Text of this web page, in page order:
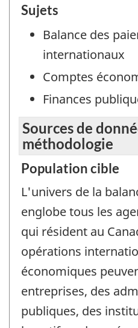
Sujets
Balance des
internationaux
Comptes
Finances
Sources de
méthodologie
Population cible
L'univers de la
englobe tous les
qui résident au
opérations
économiques
entreprises, des
publiques, des